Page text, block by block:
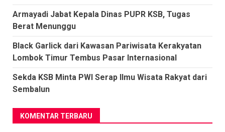
Armayadi Jabat Kepala Dinas PUPR KSB, Tugas
Berat Menunggu
Black Garlick dari Kawasan Pariwisata Kerakyatan
Lombok Timur Tembus Pasar Internasional
Sekda KSB Minta PWI Serap Ilmu Wisata Rakyat dari
Sembalun
KOMENTAR TERBARU